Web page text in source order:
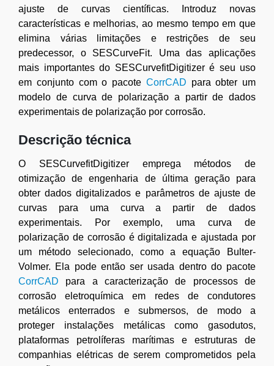
ajuste de curvas científicas. Introduz novas
características e melhorias, ao mesmo tempo em que
elimina várias limitações e restrições de seu
predecessor, o SESCurveFit. Uma das aplicações
mais importantes do SESCurvefitDigitizer é seu uso
em conjunto com o pacote CorrCAD para obter um
modelo de curva de polarização a partir de dados
experimentais de polarização por corrosão.
Descrição técnica
O SESCurvefitDigitizer emprega métodos de
otimização de engenharia de última geração para
obter dados digitalizados e parâmetros de ajuste de
curvas para uma curva a partir de dados
experimentais. Por exemplo, uma curva de
polarização de corrosão é digitalizada e ajustada por
um método selecionado, como a equação Bulter-
Volmer. Ela pode então ser usada dentro do pacote
CorrCAD para a caracterização de processos de
corrosão eletroquímica em redes de condutores
metálicos enterrados e submersos, de modo a
proteger instalações metálicas como gasodutos,
plataformas petrolíferas marítimas e estruturas de
companhias elétricas de serem comprometidos pela